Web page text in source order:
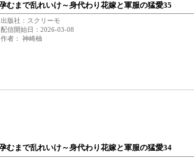
むまで乱れいけ～身代わり花嫁と軍服の猛愛35
出版社：スクリーモ
配信開始日：2026-03-08
作者： 神崎柚
むまで乱れいけ～身代わり花嫁と軍服の猛愛34